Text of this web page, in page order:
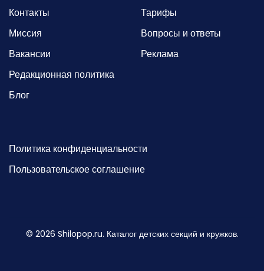
Контакты
Миссия
Вакансии
Редакционная политика
Блог
Тарифы
Вопросы и ответы
Реклама
Политика конфиденциальности
Пользовательское соглашение
© 2026 Shilopop.ru. Каталог детских секций и кружков.